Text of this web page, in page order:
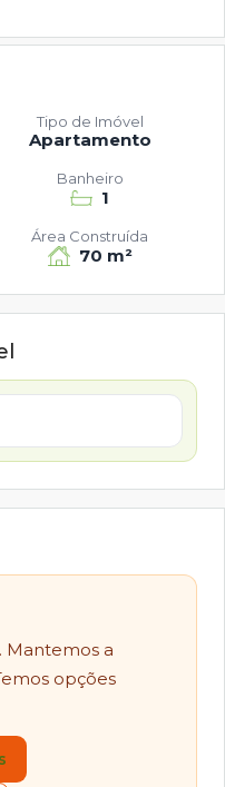
Apartamento
Tipo de Imóvel
1
Banheiro
70 m²
Área Construída
. Mantemos a
opções